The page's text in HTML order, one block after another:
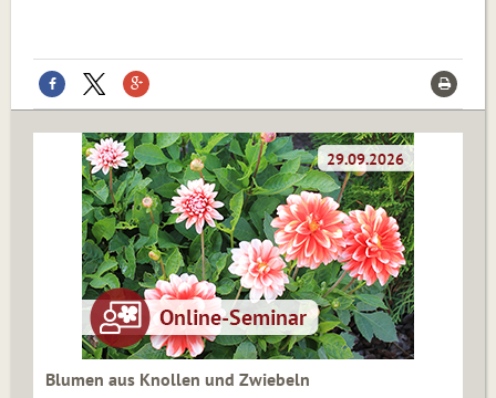
Blumen aus Knollen und Zwiebeln